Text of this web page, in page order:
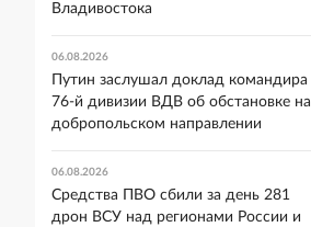
Владивостока
06.08.2026
Путин заслушал доклад командира
76-й дивизии ВДВ об обстановке на
добропольском направлении
06.08.2026
Средства ПВО сбили за день 281
дрон ВСУ над регионами России и